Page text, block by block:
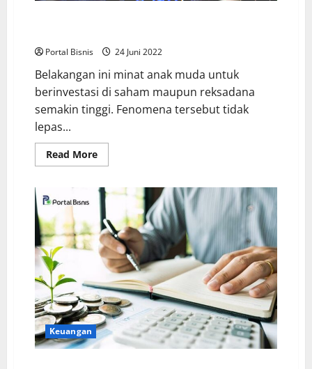
Portal Bisnis 24 Juni 2022
Belakangan ini minat anak muda untuk
berinvestasi di saham maupun reksadana
semakin tinggi. Fenomena tersebut tidak
lepas...
Read More
Keuangan